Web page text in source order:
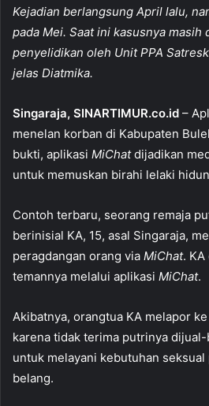
e
b
o
o
k
s
A
p
p
l
e
Kejadian berlangsung April lalu,
pada Mei. Saat ini kasusnya masih
penyelidikan oleh Unit PPA
jelas Diatmika.
Singaraja, SINARTIMUR.co.id –
menelan korban di Kabupaten
bukti, aplikasi MiChatdijadikan
untuk memuskan birahi lelaki
Contoh terbaru, seorang remaja
berinisial KA, 15, asal Singaraja,
peragdangan orang via MiChat.
temannya melalui aplikasi MiChat.
Akibatnya, orangtua KA melapor
karena tidak terima putrinya
untuk melayani kebutuhan
belang.